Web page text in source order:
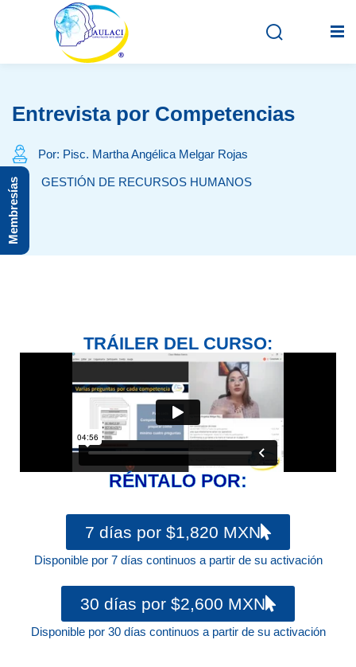
Inicio
En vivo
Grabados
Entrevista por Competencias
Por: Pisc. Martha Angélica Melgar Rojas
GESTIÓN DE RECURSOS HUMANOS
TRÁILER DEL CURSO:
RÉNTALO POR:
7 días por $1,820 MXN
Disponible por 7 días continuos a partir de su activación
30 días por $2,600 MXN
Disponible por 30 días continuos a partir de su activación
Membresías